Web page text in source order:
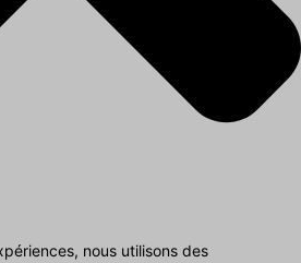
nous utilisons des